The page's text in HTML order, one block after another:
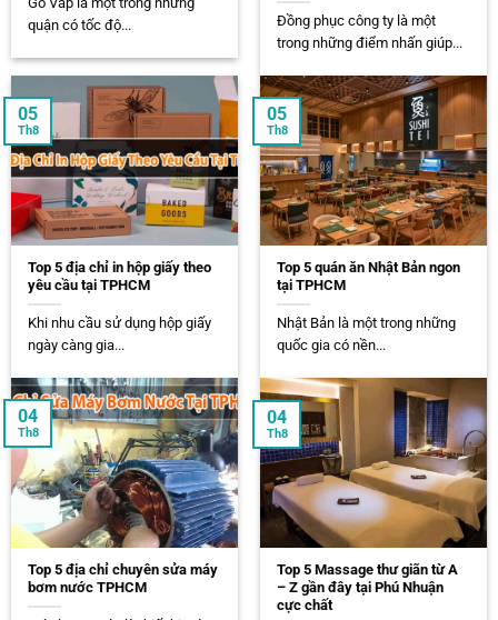
quận có tốc độ...
Đồng phục công ty là một
trong những điểm nhấn giúp...
Top 5 địa chỉ in hộp giấy theo
yêu cầu tại TPHCM
Khi nhu cầu sử dụng hộp giấy
ngày càng gia...
05
Th8
Top 5 quán ăn Nhật Bản ngon
tại TPHCM
Nhật Bản là một trong những
quốc gia có nền...
05
Th8
Top 5 địa chỉ chuyên sửa máy
bơm nước TPHCM
04
Th8
Top 5 Massage thư giãn từ A
– Z gần đây tại Phú Nhuận
cực chất
04
Th8